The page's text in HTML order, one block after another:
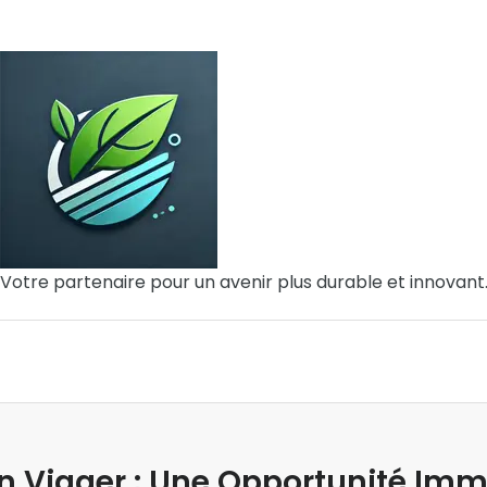
Votre partenaire pour un avenir plus durable et innovant.